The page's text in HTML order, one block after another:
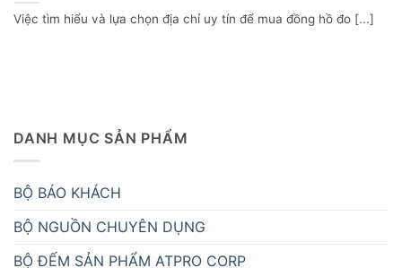
Việc tìm hiểu và lựa chọn địa chỉ uy tín để mua đồng hồ đo [...]
DANH MỤC SẢN PHẨM
BỘ BÁO KHÁCH
BỘ NGUỒN CHUYÊN DỤNG
BỘ ĐẾM SẢN PHẨM ATPRO CORP